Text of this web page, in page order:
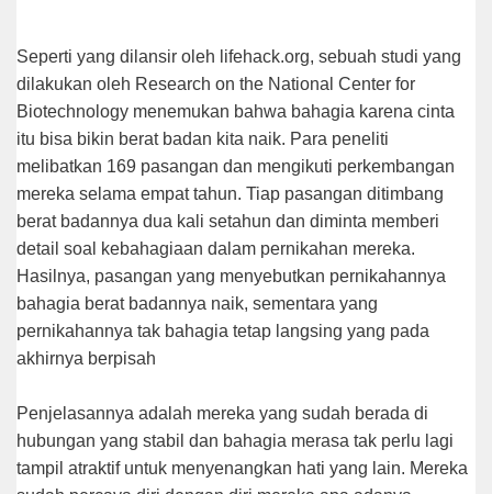
Seperti yang dilansir oleh lifehack.org, sebuah studi yang
dilakukan oleh Research on the National Center for
Biotechnology menemukan bahwa bahagia karena cinta
itu bisa bikin berat badan kita naik. Para peneliti
melibatkan 169 pasangan dan mengikuti perkembangan
mereka selama empat tahun. Tiap pasangan ditimbang
berat badannya dua kali setahun dan diminta memberi
detail soal kebahagiaan dalam pernikahan mereka.
Hasilnya, pasangan yang menyebutkan pernikahannya
bahagia berat badannya naik, sementara yang
pernikahannya tak bahagia tetap langsing yang pada
akhirnya berpisah
Penjelasannya adalah mereka yang sudah berada di
hubungan yang stabil dan bahagia merasa tak perlu lagi
tampil atraktif untuk menyenangkan hati yang lain. Mereka